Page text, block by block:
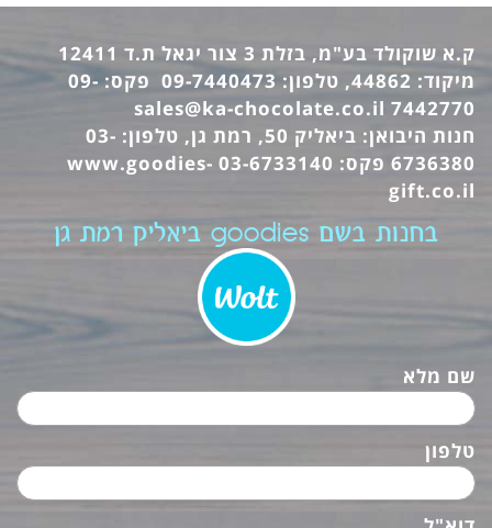
ק.א שוקולד בע"מ, בזלת 3 צור יגאל ת.ד 12411
מיקוד: 44862, טלפון: 09-7440473 פקס: 09-
7442770
sales@ka-chocolate.co.il
חנות היבואן: ביאליק 50, רמת גן, טלפון: 03-
6736380 פקס: 03-6733140
www.goodies-
gift.co.il
בחנות בשם goodies ביאליק רמת גן
שם מלא
טלפון